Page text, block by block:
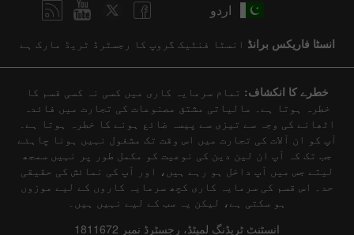
اردو
انسٹا فاریکس برانڈ انسٹا فنٹیک گروپ کا رجسٹرڈ ٹریڈ مارک ہے
خطرے کا انکشاف: تمام سرمایہ کاری میں کسی نہ کسی قسم کا
خطرہ ہوتا ہے۔ مالیاتی مشتق مصنوعات کی تجارت میں فائدہ
اٹھانے کی وجہ سے تیزی سے پیسہ ضائع ہونے کا خطرہ ہوتا ہے۔
آپ کو ان آلات کی تجارت میں اس وقت تک مشغول نہیں ہونا چاہئے
جب تک کہ آپ ان لین دین کی نوعیت کو مکمل طور پر نہیں سمجھ
لیتے جس میں آپ داخل ہو رہے ہیں، اور آپ کی نمائش کی حقیقی
حد۔ اس قسم کی سرمایہ کاری کچھ سرمایہ کاروں کے لیے موزوں
ہو سکتی ہے، لیکن یہ سب کے لیے نہیں ہیں۔
انسٹنٹ ٹریڈنگ لمیٹڈ، رجسٹرڈ نمبر 1811672